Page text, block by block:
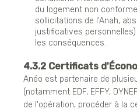
du logement non
sollicitations de l'Anah,
justificatives
les conséquences.
4.3.2 Certificats
Anéo est partenaire de
(notamment EDF, EFFY,
de l'opération, procéder à la